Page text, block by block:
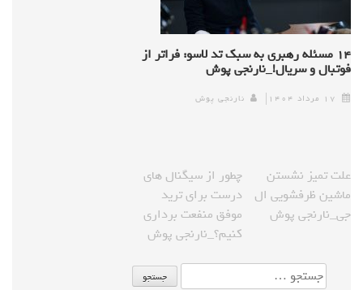
۱۴ مسئله رهبری به سبک تد لاسو: فراتر از
فوتبال و سریال!_نارنجی پوش
۱۷ مرداد ۱۴۰۴ نارنجی پوش
چطور از سیگنال های
درست برای ترید
موفق منفعت برداری
کنیم؟_نارنجی پوش
علت تمیز نشستن
ماشین ظرفشویی ال
جی_نارنجی پوش